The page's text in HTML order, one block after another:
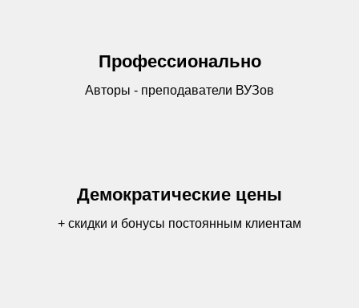
Профессионально
Авторы - преподаватели ВУЗов
Демократические цены
+ скидки и бонусы постоянным клиентам